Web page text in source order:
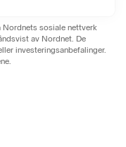
Nordnets sosiale nettverk
av Nordnet. De
investeringsanbefalinger.